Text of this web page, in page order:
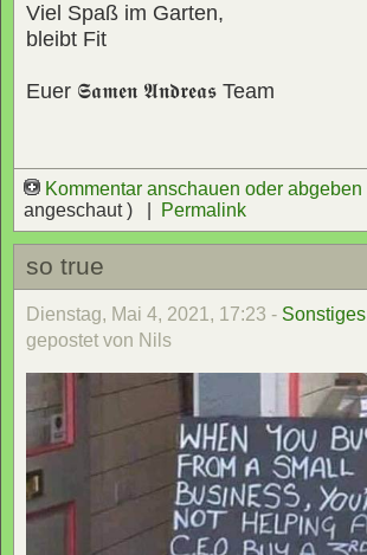
Viel Spaß im Garten,
bleibt Fit
Euer 𝕾𝖆𝖒𝖊𝖓 𝕬𝖓𝖉𝖗𝖊𝖆𝖘 Team
Kommentar anschauen oder abgeben
angeschaut ) |
Permalink
so true
Dienstag, Mai 4, 2021, 17:23 - Sonstiges
gepostet von Nils